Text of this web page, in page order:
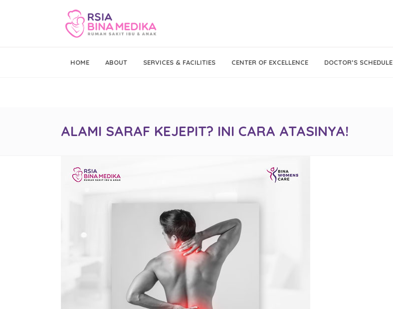
Emergency Call
Call Center
Klinik
HOME ABOUT SERVICES & FACILITIES CENTER OF EXCELLENCE DOCTOR’S SCHEDULE
ALAMI SARAF KEJEPIT? INI CARA ATASINYA!